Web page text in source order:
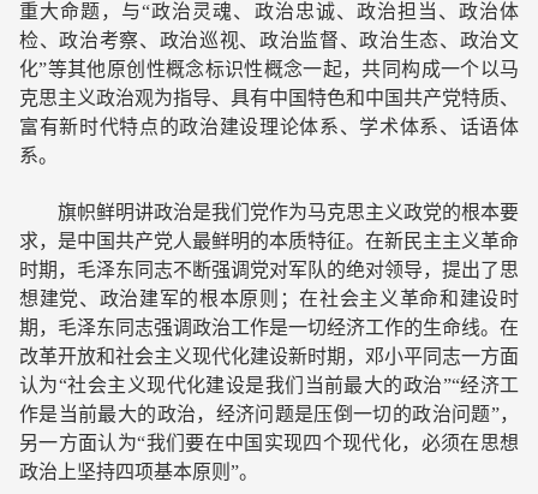
重大命题，与“政治灵魂、政治忠诚、政治担当、政治体
检、政治考察、政治巡视、政治监督、政治生态、政治文
化”等其他原创性概念标识性概念一起，共同构成一个以马
克思主义政治观为指导、具有中国特色和中国共产党特质、
富有新时代特点的政治建设理论体系、学术体系、话语体
系。
旗帜鲜明讲政治是我们党作为马克思主义政党的根本要
求，是中国共产党人最鲜明的本质特征。在新民主主义革命
时期，毛泽东同志不断强调党对军队的绝对领导，提出了思
想建党、政治建军的根本原则；在社会主义革命和建设时
期，毛泽东同志强调政治工作是一切经济工作的生命线。在
改革开放和社会主义现代化建设新时期，邓小平同志一方面
认为“社会主义现代化建设是我们当前最大的政治”“经济工
作是当前最大的政治，经济问题是压倒一切的政治问题”，
另一方面认为“我们要在中国实现四个现代化，必须在思想
政治上坚持四项基本原则”。